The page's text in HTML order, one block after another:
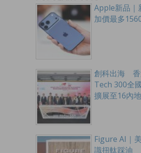
Apple新品
加價最多
創科出海 香
Tech 300全
擴展至16內
Figure AI｜
識扭軚踩油